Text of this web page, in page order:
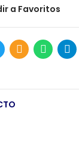
a Favoritos